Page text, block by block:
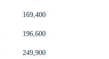
169,400
196,600
249,900